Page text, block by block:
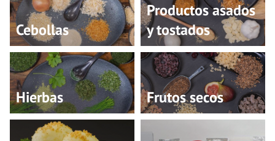
Cebollas
Productos asados
y tostados
Hierbas Frutos secos